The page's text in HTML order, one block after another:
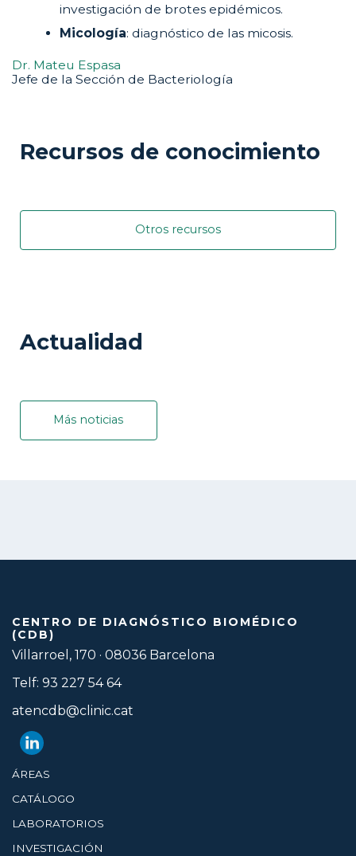
investigación de brotes epidémicos.
Micología: diagnóstico de las micosis.
Dr. Mateu Espasa
Jefe de la Sección de Bacteriología
Recursos de conocimiento
Otros recursos
Actualidad
Más noticias
CENTRO DE DIAGNÓSTICO BIOMÉDICO
(CDB)
Villarroel, 170 · 08036 Barcelona
Telf: 93 227 54 64
atencdb@clinic.cat
ÁREAS
CATÁLOGO
LABORATORIOS
INVESTIGACIÓN